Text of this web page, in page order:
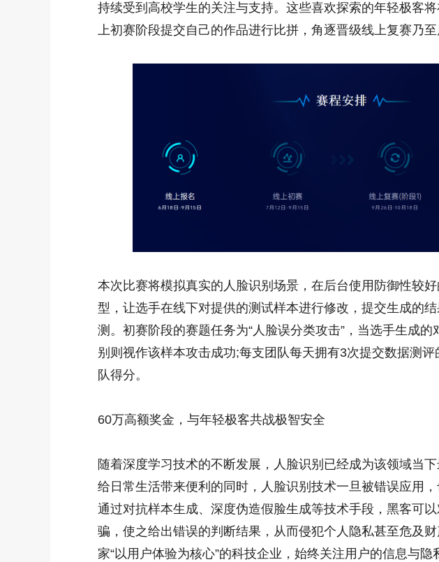
持续受到高校学生的关注与支持。这些喜欢探索的年轻极客
上初赛阶段提交自己的作品进行比拼，角逐晋级线上复赛乃至
本次比赛将模拟真实的人脸识别场景，在后台使用防御性较
型，让选手在线下对提供的测试样本进行修改，提交生成的
测。初赛阶段的赛题任务为“人脸误分类攻击”，当选手生成
别则视作该样本攻击成功;每支团队每天拥有3次提交数据测
队得分。
60万高额奖金，与年轻极客共战极智安全
随着深度学习技术的不断发展，人脸识别已经成为该领域当
给日常生活带来便利的同时，人脸识别技术一旦被错误应用，
通过对抗样本生成、深度伪造假脸生成等技术手段，黑客可
骗，使之给出错误的判断结果，从而侵犯个人隐私甚至危及
家“以用户体验为核心”的科技企业，始终关注用户的信息与